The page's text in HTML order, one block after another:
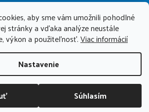
aby sme vám umožnili pohodlné
stránky a vďaka analýze neustále
výkon a použiteľnosť.Viac informácií
Nastavenie
Súhlasím
NAD 70 EUR
286
17:00, so 09:00 - 13:00